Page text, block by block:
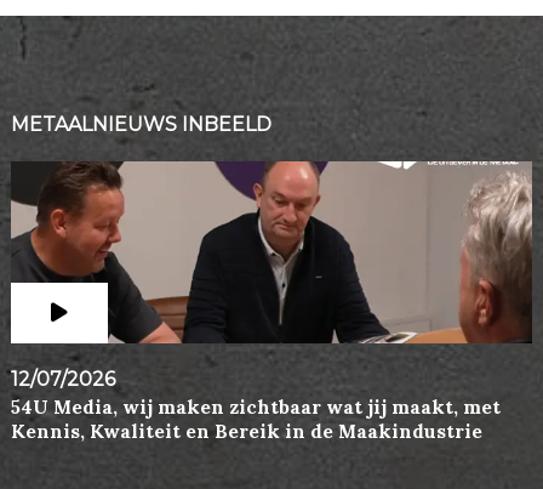
METAALNIEUWS INBEELD
12/07/2026
54U Media, wij maken zichtbaar wat jij maakt, met
Kennis, Kwaliteit en Bereik in de Maakindustrie